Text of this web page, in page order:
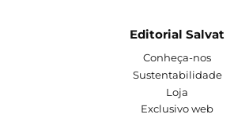
Editorial Salvat
Conheça-nos
Sustentabilidade
Loja
Exclusivo web